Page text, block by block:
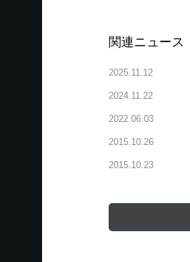
関連ニュース
2025.11.12
2024.11.22
2022.06.03
2015.10.26
2015.10.23